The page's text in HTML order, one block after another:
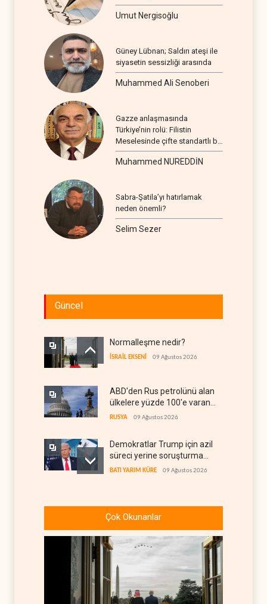
Umut Nergisoğlu
Güney Lübnan; Saldırı ateşi ile
siyasetin sessizliği arasında
Muhammed Ali Senoberi
Gazze anlaşmasında
Türkiye’nin rolü: Filistin
Meselesinde çifte standartlı bir
seyir
Muhammed NUREDDİN
Sabra-Şatila’yı hatırlamak
neden önemli?
Selim Sezer
Güncel
Normalleşme nedir?
İSRAİL EKSENİ 09 Ağustos 2026
ABD'den Rus petrolünü alan
ülkelere yüzde 100'e varan
gümrük vergisi
RUSYA 09 Ağustos 2026
Demokratlar Trump için azil
süreci yerine soruşturma
hazırlıyor
BATI YARIM KÜRE 09 Ağustos 2026
Afrika'daki petrol
üreticilerine yaradı
Pentagon silah şirketlerine
BATI YARIM KÜRE 09 Ağustos 2026
Çok Okunanlar